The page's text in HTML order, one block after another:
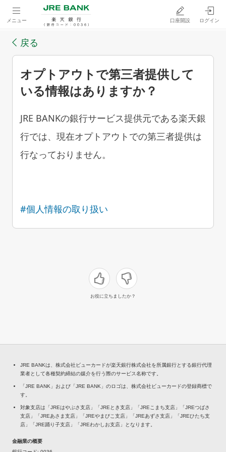
メニュー 口座開設 ログイン
戻る
オプトアウトで第三者提供して
いる情報はありますか？
JRE BANKの銀行サービス提供元である楽天銀
行では、現在オプトアウトでの第三者提供は
行なっておりません。
#個人情報の取り扱い
お役に立ちましたか？
JRE BANKは、株式会社ビューカードが楽天銀行株式会社を所属銀行とする銀行代理
業者として各種契約締結の媒介を行う際のサービス名称です。
「JRE BANK」および「JRE BANK」のロゴは、株式会社ビューカードの登録商標で
す。
対象支店は「JREはやぶさ支店」「JREとき支店」「JREこまち支店」「JREつばさ
支店」「JREあさま支店」「JREやまびこ支店」「JREあずさ支店」「JREひたち支
店」「JRE踊り子支店」「JREわかしお支店」となります。
金融業の概要